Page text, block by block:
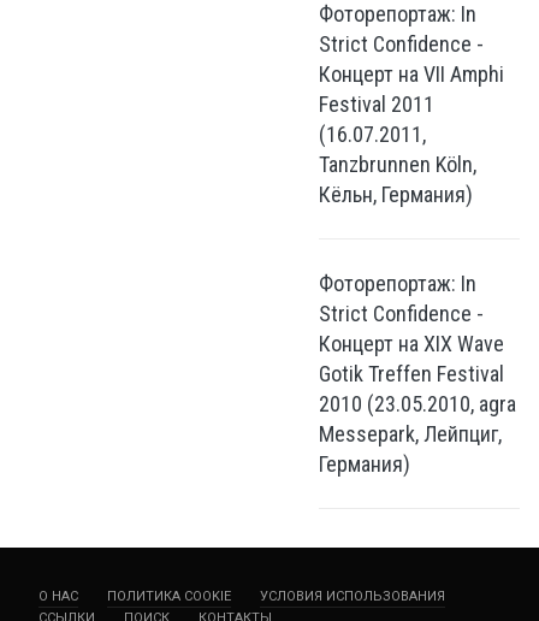
Фоторепортаж: In
Strict Confidence -
Концерт на VII Amphi
Festival 2011
(16.07.2011,
Tanzbrunnen Köln,
Кёльн, Германия)
Фоторепортаж: In
Strict Confidence -
Концерт на XIX Wave
Gotik Treffen Festival
2010 (23.05.2010, agra
Messepark, Лейпциг,
Германия)
О НАС ПОЛИТИКА COOKIE
УСЛОВИЯ ИСПОЛЬЗОВАНИЯ